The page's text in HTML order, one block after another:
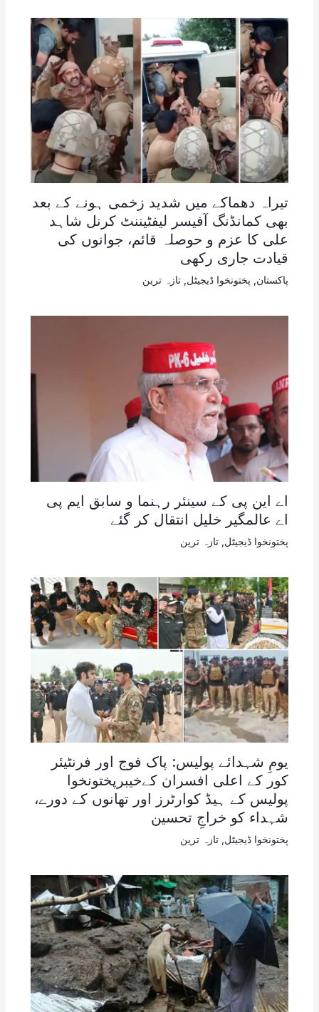
تیراہ دھماکے میں شدید زخمی ہونے کے بعد
بھی کمانڈنگ آفیسر لیفٹیننٹ کرنل شاہد
علی کا عزم و حوصلہ قائم، جوانوں کی
قیادت جاری رکھی
پاکستان پختونخوا ڈیجیٹل تازہ ترین
اے این پی کے سینئر رہنما و سابق ایم پی
اے عالمگیر خلیل انتقال کر گئے
پختونخوا ڈیجیٹل تازہ ترین
یومِ شہدائے پولیس: پاک فوج اور فرنٹیئر
کور کے اعلی افسران کےخیبرپختونخوا
پولیس کے ہیڈ کوارٹرز اور تھانوں کے دورے،
شہداء کو خراجِ تحسین
پختونخوا ڈیجیٹل تازہ ترین